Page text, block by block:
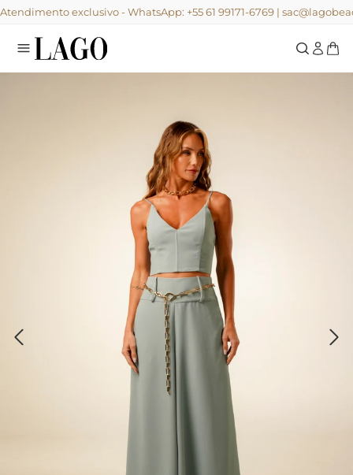
Atendimento exclusivo - WhatsApp: +55 61 99171-6769 |